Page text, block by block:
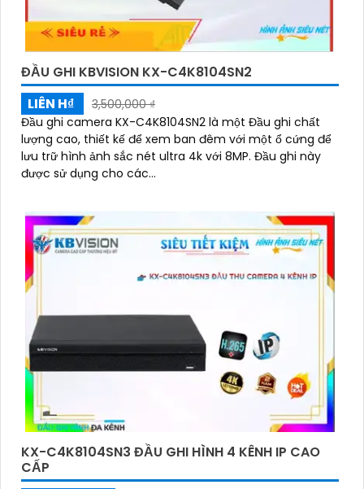
ĐẦU GHI KBVISION KX-C4K8104SN2
LIÊN H₫
3,500,000 ₫
Đầu ghi camera KX-C4K8104SN2 là một Đầu ghi chất
lượng cao, thiết kế để xem ban đêm với một ổ cứng để
lưu trữ hình ảnh sắc nét ultra 4k với 8MP. Đầu ghi này
được sử dụng cho các...
KX-C4K8104SN3 ĐẦU GHI HÌNH 4 KÊNH IP CAO
CẤP